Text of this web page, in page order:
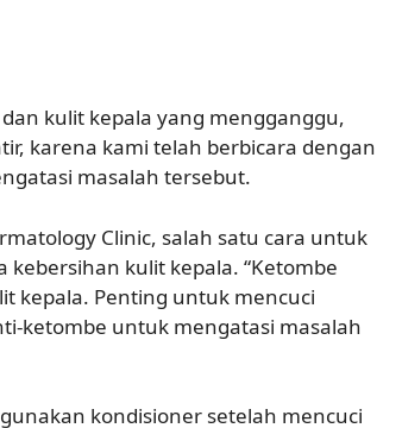
kulit kepala yang mengganggu,
karena kami telah berbicara dengan
masalah tersebut.
Clinic, salah satu cara untuk
kulit kepala. “Ketombe
kepala. Penting untuk mencuci
ketombe untuk mengatasi masalah
kondisioner setelah mencuci